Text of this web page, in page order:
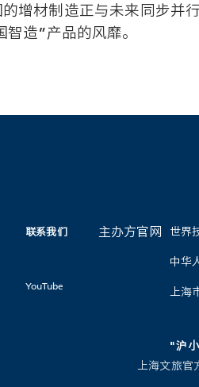
增材制造正与未来同步并
造”产品的风靡。
联系我们
YouTube
主办方官网 世界
中华
上海
"沪
上海文旅官